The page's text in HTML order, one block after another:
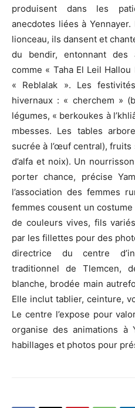
produisent dans les
anecdotes liées à
lionceau, ils dansent et
du bendir, entonnant des
comme « Taha El Leil
« Reblalak ». Les
hivernaux : « cherchem »
légumes, « berkoukes à
mbesses. Les tables
sucrée à l’œuf central), fruits
d’alfa et noix). Un
porter chance, précise
l’association des femmes
femmes cousent un
de couleurs vives, fils
par les fillettes pour des
directrice du centre
traditionnel de Tlemcen,
blanche, brodée main
Elle inclut tablier, ceinture,
Le centre l’expose pour
organise des animations à
habillages et photos pour